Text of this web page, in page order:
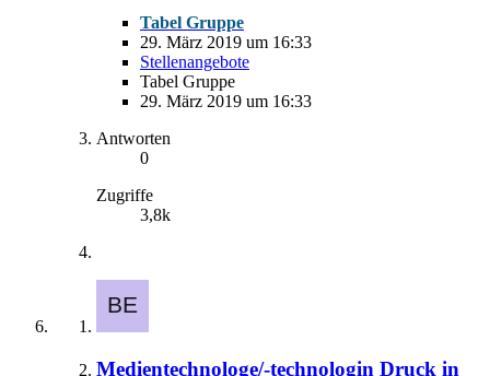
Tabel Gruppe
29. März 2019 um 16:33
Stellenangebote
Tabel Gruppe
29. März 2019 um 16:33
Antworten
0
Zugriffe
3,8k
Medientechnologe/-technologin Druck in